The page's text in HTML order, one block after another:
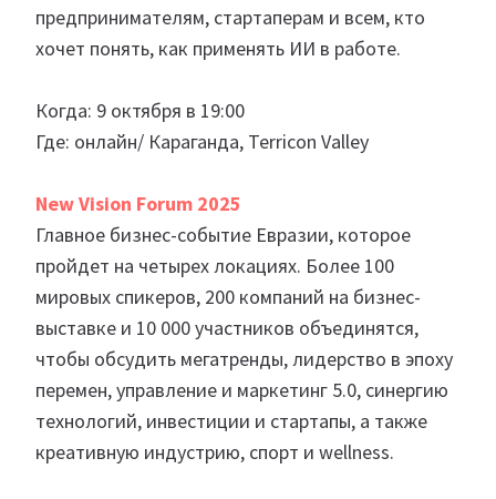
предпринимателям, стартаперам и всем, кто
хочет понять, как применять ИИ в работе.
Когда: 9 октября в 19:00
Где: онлайн/ Караганда, Terricon Valley
New Vision Forum 2025
Главное бизнес-событие Евразии, которое
пройдет на четырех локациях. Более 100
мировых спикеров, 200 компаний на бизнес-
выставке и 10 000 участников объединятся,
чтобы обсудить мегатренды, лидерство в эпоху
перемен, управление и маркетинг 5.0, синергию
технологий, инвестиции и стартапы, а также
креативную индустрию, спорт и wellness.